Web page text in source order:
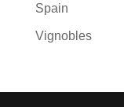
Spain
Vignobles